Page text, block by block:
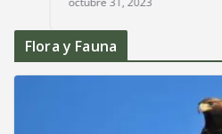
Flora y Fauna